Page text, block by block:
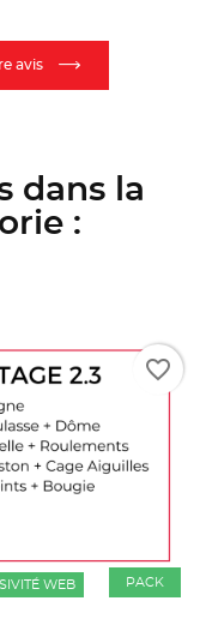
avis
dans la
:
WEB PACK
favorite_border